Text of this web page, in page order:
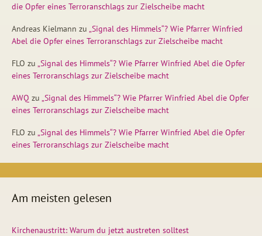
die Opfer eines Terroranschlags zur Zielscheibe macht
Andreas Kielmann zu „Signal des Himmels“? Wie Pfarrer Winfried
Abel die Opfer eines Terroranschlags zur Zielscheibe macht
FLO zu „Signal des Himmels“? Wie Pfarrer Winfried Abel die Opfer
eines Terroranschlags zur Zielscheibe macht
AWQ zu „Signal des Himmels“? Wie Pfarrer Winfried Abel die Opfer
eines Terroranschlags zur Zielscheibe macht
FLO zu „Signal des Himmels“? Wie Pfarrer Winfried Abel die Opfer
eines Terroranschlags zur Zielscheibe macht
Am meisten gelesen
Kirchenaustritt: Warum du jetzt austreten solltest